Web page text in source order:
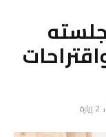
واقتراحات
2 زيارة